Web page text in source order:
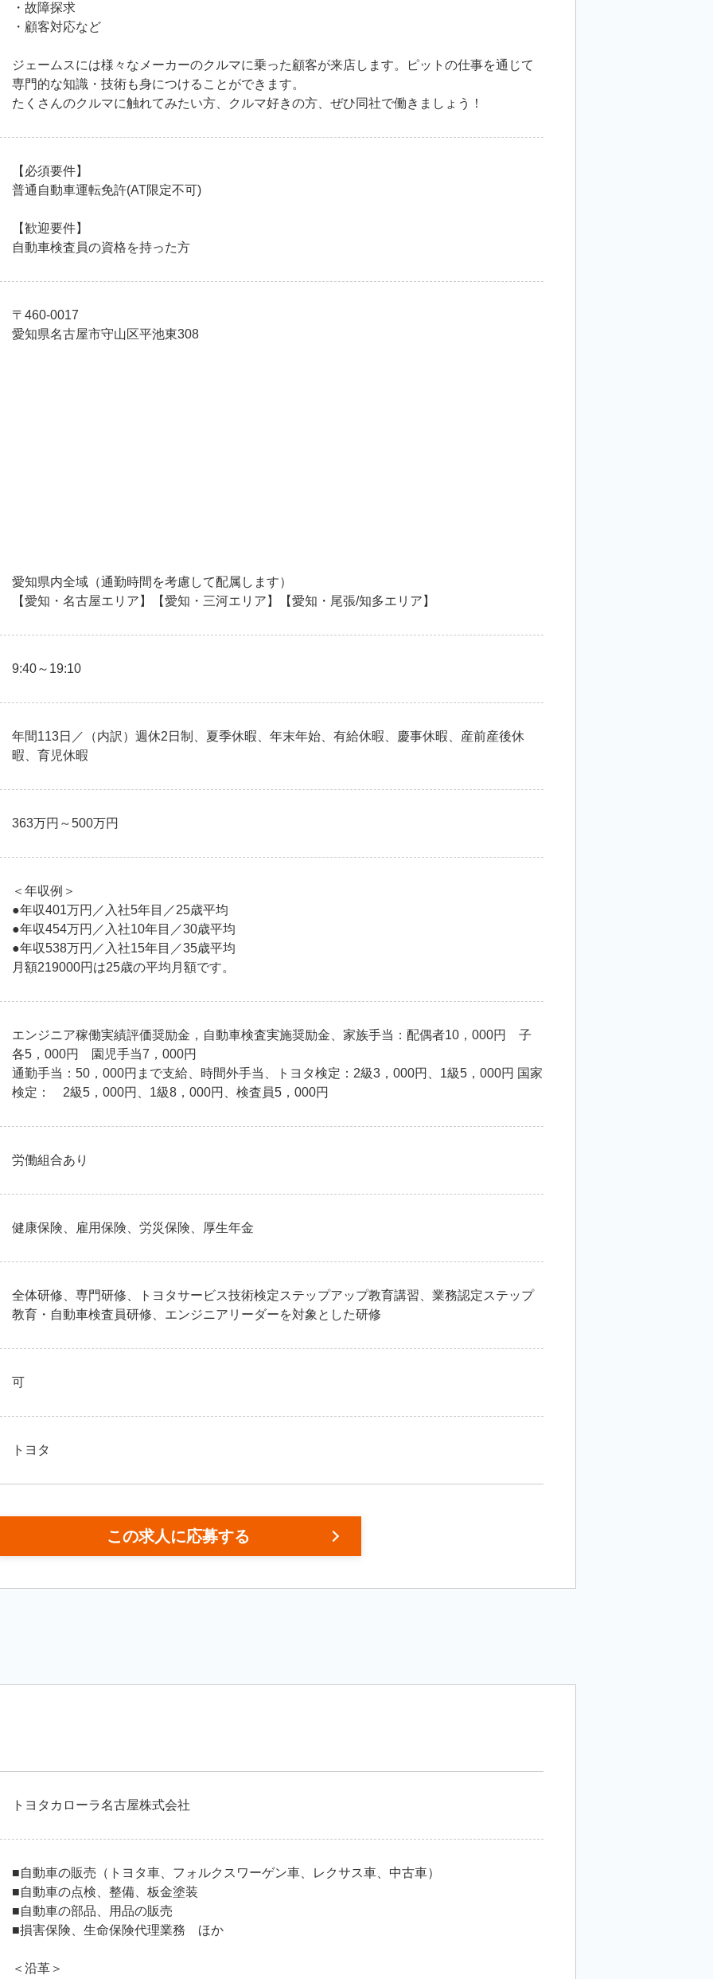
・故障探求
・顧客対応など
ジェームスには様々なメーカーのクルマに乗った顧客が来店します。ピットの仕事を通じて
専門的な知識・技術も身につけることができます。
たくさんのクルマに触れてみたい方、クルマ好きの方、ぜひ同社で働きましょう！
【必須要件】
普通自動車運転免許(AT限定不可)
【歓迎要件】
自動車検査員の資格を持った方
〒460-0017
愛知県名古屋市守山区平池東308
愛知県内全域（通勤時間を考慮して配属します）
【愛知・名古屋エリア】【愛知・三河エリア】【愛知・尾張/知多エリア】
9:40～19:10
年間113日／（内訳）週休2日制、夏季休暇、年末年始、有給休暇、慶事休暇、産前産後休
暇、育児休暇
363万円～500万円
＜年収例＞
●年収401万円／入社5年目／25歳平均
●年収454万円／入社10年目／30歳平均
●年収538万円／入社15年目／35歳平均
月額219000円は25歳の平均月額です。
エンジニア稼働実績評価奨励金，自動車検査実施奨励金、家族手当：配偶者10，000円 子
各5，000円 園児手当7，000円
通勤手当：50，000円まで支給、時間外手当、トヨタ検定：2級3，000円、1級5，000円 国家
検定： 2級5，000円、1級8，000円、検査員5，000円
労働組合あり
健康保険、雇用保険、労災保険、厚生年金
全体研修、専門研修、トヨタサービス技術検定ステップアップ教育講習、業務認定ステップ
教育・自動車検査員研修、エンジニアリーダーを対象とした研修
可
トヨタ
この求人に応募する
トヨタカローラ名古屋株式会社
■自動車の販売（トヨタ車、フォルクスワーゲン車、レクサス車、中古車）
■自動車の点検、整備、板金塗装
■自動車の部品、用品の販売
■損害保険、生命保険代理業務 ほか
＜沿革＞